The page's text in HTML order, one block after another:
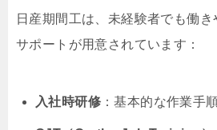
日産期間工は、未経験者でも働
サポートが用意されています：
入社時研修 ：基本的な作業手